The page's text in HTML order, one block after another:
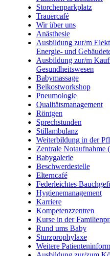
Storchenparkplatz
Trauercafé
Wir über uns
Anästhesie
Ausbildung zur/m
Energie- und
Ausbildung zur/m
Gesundheitswesen
Babymassage
Beikostworkshop
Pneumologie
Qualitätsmanagement
Röntgen
Sprechstunden
Stillambulanz
Weiterbildung in der
Zentrale Notaufnahme
Babygalerie
Beschwerdestelle
Elterncafé
Federleichtes
Hygienemanagement
Karriere
Kompetenzzentren
Kurse in der
Rund ums Baby
Sturzprophylaxe
Weitere